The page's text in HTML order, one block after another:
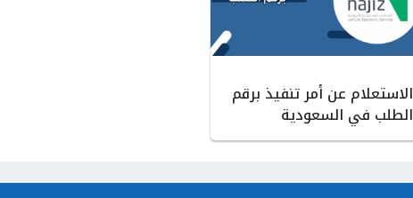
الاستعلام عن أمر تنفيذ برقم
الطلب في السعودية